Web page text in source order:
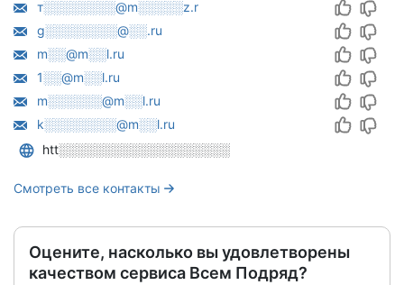
т░░░░░░░░@m░░░░░z.r
g░░░░░░░░@░░.ru
m░░@m░░l.ru
1░░@m░░l.ru
m░░░░░░@m░░l.ru
k░░░░░░░░@m░░l.ru
htt░░░░░░░░░░░░░░░░░░░
Смотреть все контакты
Оцените, насколько вы удовлетворены
качеством сервиса Всем Подряд?